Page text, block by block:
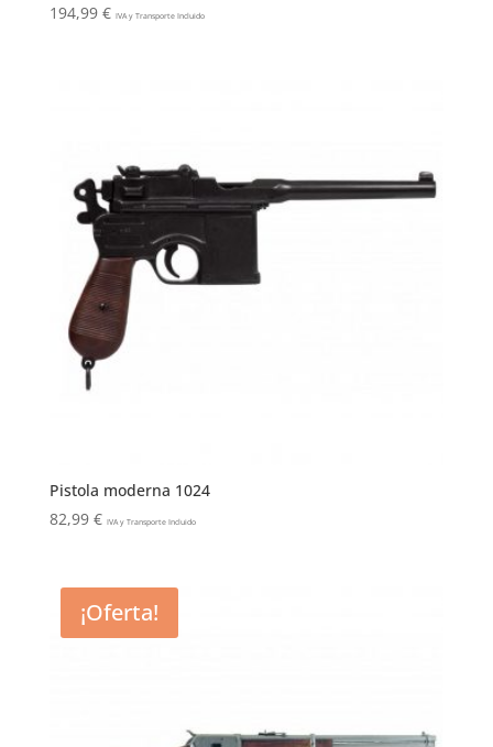
194,99 € IVA y Transporte Incluido
Pistola moderna 1024
82,99 € IVA y Transporte Incluido
¡Oferta!